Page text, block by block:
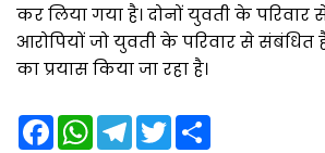
कर लिया गया है। दोनों युवती के परिवार
आरोपियों जो युवती के परिवार से संबंधित
का प्रयास किया जा रहा है।
F
a
W
T
e
T
w